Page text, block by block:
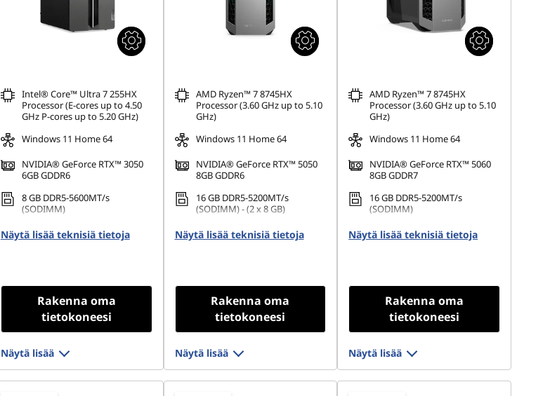
Intel® Core™ Ultra 7 255HX
Processor (E-cores up to 4.50
GHz P-cores up to 5.20 GHz)
Windows 11 Home 64
NVIDIA® GeForce RTX™ 3050
6GB GDDR6
8 GB DDR5-5600MT/s
(SODIMM)
512 GB SSD M.2 2280 PCIe
Gen4 TLC
Näytä lisää teknisiä tietoja
Rakenna oma
tietokoneesi
Näytä lisää
AMD Ryzen™ 7 8745HX
Processor (3.60 GHz up to 5.10
GHz)
Windows 11 Home 64
NVIDIA® GeForce RTX™ 5050
8GB GDDR6
16 GB DDR5-5200MT/s
(SODIMM) - (2 x 8 GB)
512 GB SSD M.2 2280 PCIe
Gen4 QLC
Näytä lisää teknisiä tietoja
Rakenna oma
tietokoneesi
Näytä lisää
AMD Ryzen™ 7 8745HX
Processor (3.60 GHz up to 5.10
GHz)
Windows 11 Home 64
NVIDIA® GeForce RTX™ 5060
8GB GDDR7
16 GB DDR5-5200MT/s
(SODIMM)
512 GB SSD M.2 2280 PCIe
Gen4 QLC
Näytä lisää teknisiä tietoja
Rakenna oma
tietokoneesi
Näytä lisää